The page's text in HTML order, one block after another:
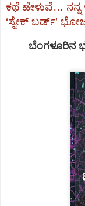
ಕಥೆ ಹೇಳುವೆ… ನನ್ನ
‘ಸ್ನೇಕ್ ಬರ್ಡ್’
ಬೆಂಗಳೂರಿನ